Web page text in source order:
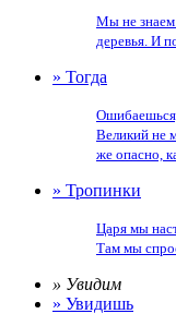
Мы не
деревья. И
» Тогда
Великий не
же опасно,
» Тропинки
Царя мы
Там мы
» Увидим
» Увидишь